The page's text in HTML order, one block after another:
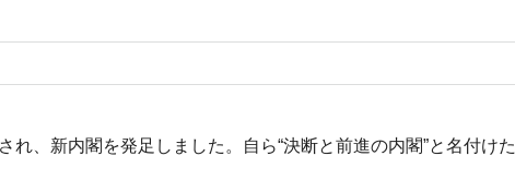
、新内閣を発足しました。自ら“決断と前進の内閣”と名付けた